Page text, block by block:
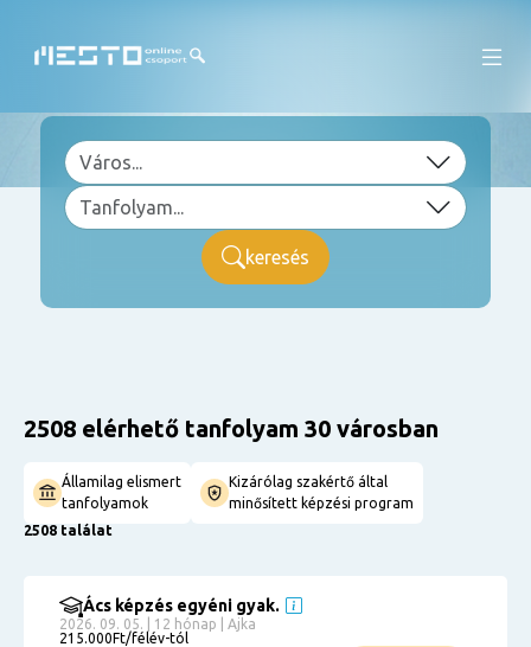
keresés
2508 elérhető tanfolyam 30 városban
Államilag elismert
tanfolyamok
Kizárólag szakértő által
minősített képzési program
2508 találat
Ács képzés egyéni gyak.
2026. 09. 05. | 12 hónap | Ajka
215.000Ft/félév-tól